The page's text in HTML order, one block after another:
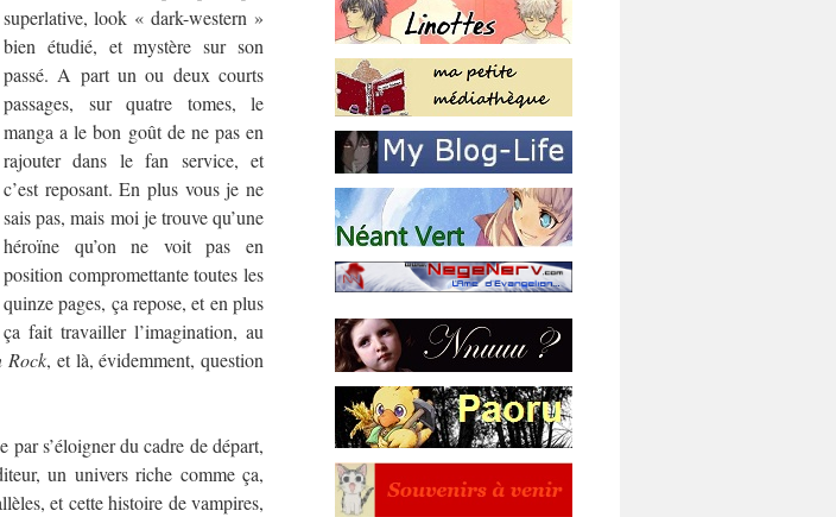
superlative, look « dark-western »
bien étudié, et mystère sur son
passé. A part un ou deux courts
passages, sur quatre tomes, le
manga a le bon goût de ne pas en
rajouter dans le fan service, et
c’est reposant. En plus vous je ne
sais pas, mais moi je trouve qu’une
héroïne qu’on ne voit pas en
position compromettante toutes les
quinze pages, ça repose, et en plus
ça fait travailler l’imagination, au
Rock, et là, évidemment, question
par s’éloigner du cadre de départ,
un univers riche comme ça,
et cette histoire de vampires,